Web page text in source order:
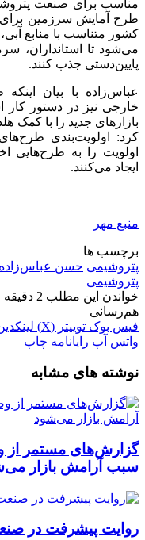
مناسب برای صنعت
طرح آمایش سرزمین
کشور متناسب با منابع
می‌شود تا استانداران،
پایین‌دستی جذب کنند.
عباس‌زاده با بیان
خارجی نیز در دستور
بازارهای جدید را با کمک
کرد: اولویت‌بندی طرح‌های
اولویت را به طرح‌هایی
ایجاد می‌کنند.
منبع مهر
برچسب ها
پتروشیمی حسن عباس‌زاده
پتروشیمی
خواندن این مطلب 2 دقیقه زمان میبرد
هم‌رسانی
فیس بوک توییتر (X)
واتس آپ رایانامه چاپ
نوشته های مشابه
گزارش‌های مستمر
سبب آرامش بازار
روایت پیشرفت در